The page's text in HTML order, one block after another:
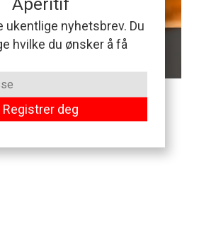
ukentlige nyhetsbrev. Du
hvilke du ønsker å få
Registrer deg